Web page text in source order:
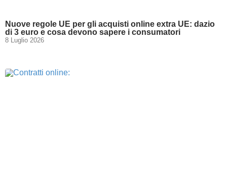
Nuove regole UE per gli acquisti online extra UE: dazio
di 3 euro e cosa devono sapere i consumatori
8 Luglio 2026